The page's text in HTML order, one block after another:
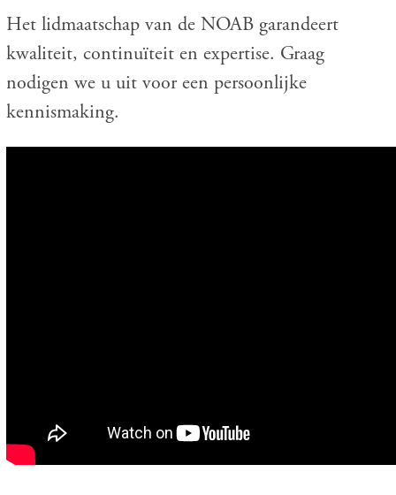
Het lidmaatschap van de NOAB garandeert
kwaliteit, continuïteit en expertise. Graag
nodigen we u uit voor een persoonlijke
kennismaking.